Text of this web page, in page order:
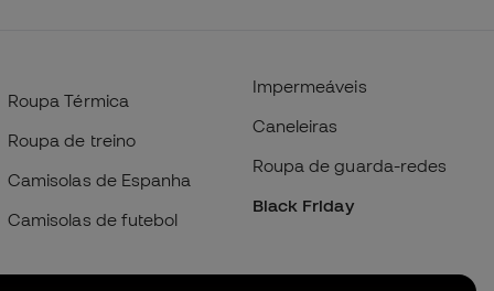
Roupa Térmica
Roupa de treino
Camisolas de Espanha
Camisolas de futebol
Impermeáveis
Caneleiras
Roupa de guarda-redes
Black Friday